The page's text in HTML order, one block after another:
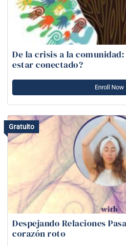
De la crisis a la
estar conectado?
Enroll Now
Gratuito
Despejando Relaciones
corazón roto